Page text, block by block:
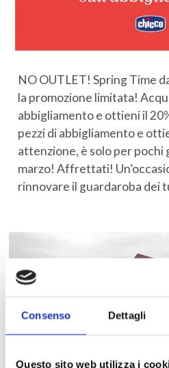
Consenso Dettagli
Questo sito web utilizza i
NO OUTLET! Spring Time
la promozione limitata!
abbigliamento e ottieni il
pezzi di abbigliamento e
attenzione, è solo per pochi
marzo! Affrettati!
rinnovare il guardaroba dei